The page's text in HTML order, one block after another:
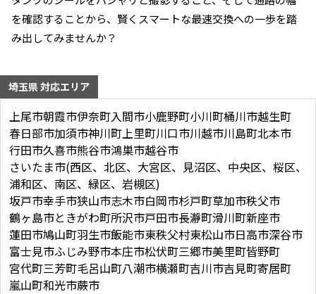
を確認することから、賢くスマートな最速交換への一歩を踏
み出してみませんか？
埼玉県 対応エリア
上尾市朝霞市伊奈町入間市小鹿野町小川町桶川市越生町
春日部市加須市神川町上里町川口市川越市川島町北本市
行田市久喜市熊谷市鴻巣市越谷市
さいたま市(西区、北区、大宮区、見沼区、中央区、桜区、
浦和区、南区、緑区、岩槻区)
坂戸市幸手市狭山市志木市白岡市杉戸町草加市秩父市
鶴ヶ島市ときがわ町所沢市戸田市長瀞町滑川町新座市
蓮田市鳩山町羽生市飯能市東秩父村東松山市日高市深谷市
富士見市ふじみ野市本庄市松伏町三郷市美里町皆野町
宮代町三芳町毛呂山町八潮市横瀬町吉川市吉見町寄居町
嵐山町和光市蕨市